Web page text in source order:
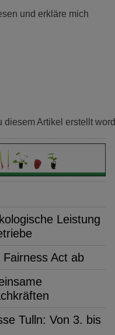
und erkläre mich
diesem Artikel erstellt
Leistung
Act ab
Tulln: Von 3. bis